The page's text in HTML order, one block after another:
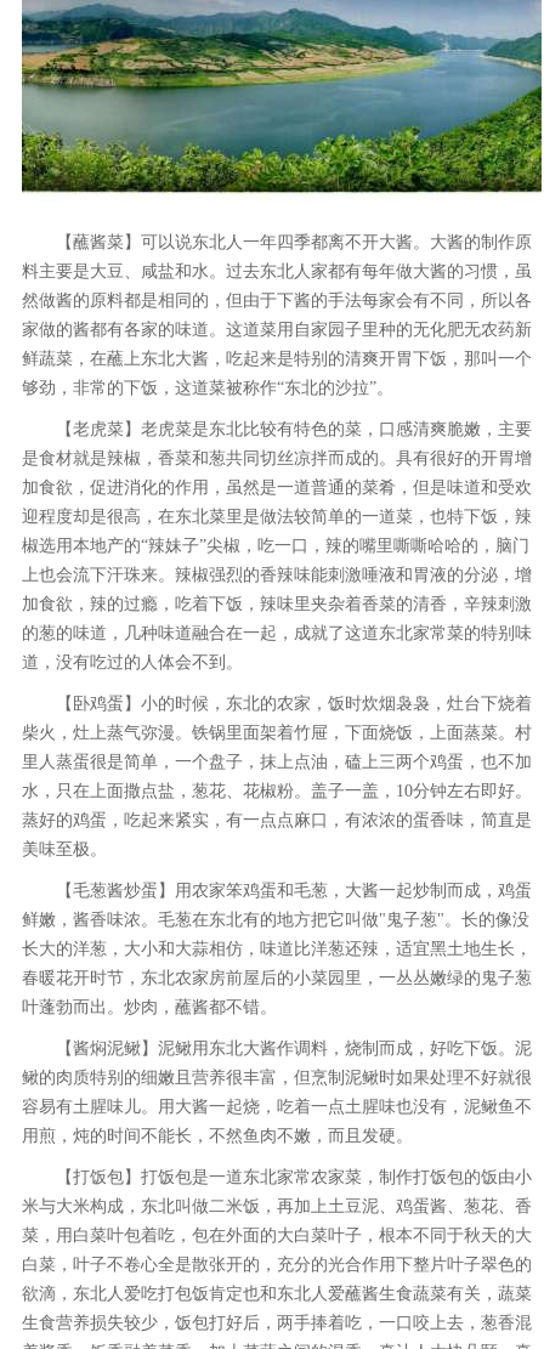
【蘸酱菜】可以说东北人一年四季都离不开大酱。大酱的制作原
料主要是大豆、咸盐和水。过去东北人家都有每年做大酱的习惯，虽
然做酱的原料都是相同的，但由于下酱的手法每家会有不同，所以各
家做的酱都有各家的味道。这道菜用自家园子里种的无化肥无农药新
鲜蔬菜，在蘸上东北大酱，吃起来是特别的清爽开胃下饭，那叫一个
够劲，非常的下饭，这道菜被称作“东北的沙拉”。
【老虎菜】老虎菜是东北比较有特色的菜，口感清爽脆嫩，主要
是食材就是辣椒，香菜和葱共同切丝凉拌而成的。具有很好的开胃增
加食欲，促进消化的作用，虽然是一道普通的菜肴，但是味道和受欢
迎程度却是很高，在东北菜里是做法较简单的一道菜，也特下饭，辣
椒选用本地产的“辣妹子”尖椒，吃一口，辣的嘴里嘶嘶哈哈的，脑门
上也会流下汗珠来。辣椒强烈的香辣味能刺激唾液和胃液的分泌，增
加食欲，辣的过瘾，吃着下饭，辣味里夹杂着香菜的清香，辛辣刺激
的葱的味道，几种味道融合在一起，成就了这道东北家常菜的特别味
道，没有吃过的人体会不到。
【卧鸡蛋】小的时候，东北的农家，饭时炊烟袅袅，灶台下烧着
柴火，灶上蒸气弥漫。铁锅里面架着竹屉，下面烧饭，上面蒸菜。村
里人蒸蛋很是简单，一个盘子，抹上点油，磕上三两个鸡蛋，也不加
水，只在上面撒点盐，葱花、花椒粉。盖子一盖，10分钟左右即好。
蒸好的鸡蛋，吃起来紧实，有一点点麻口，有浓浓的蛋香味，简直是
美味至极。
【毛葱酱炒蛋】用农家笨鸡蛋和毛葱，大酱一起炒制而成，鸡蛋
鲜嫩，酱香味浓。毛葱在东北有的地方把它叫做"鬼子葱"。长的像没
长大的洋葱，大小和大蒜相仿，味道比洋葱还辣，适宜黑土地生长，
春暖花开时节，东北农家房前屋后的小菜园里，一丛丛嫩绿的鬼子葱
叶蓬勃而出。炒肉，蘸酱都不错。
【酱焖泥鳅】泥鳅用东北大酱作调料，烧制而成，好吃下饭。泥
鳅的肉质特别的细嫩且营养很丰富，但烹制泥鳅时如果处理不好就很
容易有土腥味儿。用大酱一起烧，吃着一点土腥味也没有，泥鳅鱼不
用煎，炖的时间不能长，不然鱼肉不嫩，而且发硬。
【打饭包】打饭包是一道东北家常农家菜，制作打饭包的饭由小
米与大米构成，东北叫做二米饭，再加上土豆泥、鸡蛋酱、葱花、香
菜，用白菜叶包着吃，包在外面的大白菜叶子，根本不同于秋天的大
白菜，叶子不卷心全是散张开的，充分的光合作用下整片叶子翠色的
欲滴，东北人爱吃打包饭肯定也和东北人爱蘸酱生食蔬菜有关，蔬菜
生食营养损失较少，饭包打好后，两手捧着吃，一口咬上去，葱香混